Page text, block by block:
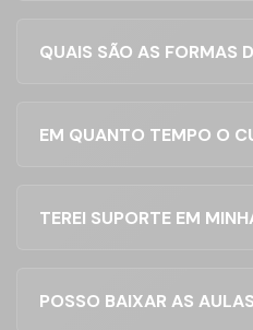
QUAIS SÃO AS FORMAS
EM QUANTO TEMPO O
TEREI SUPORTE EM
POSSO BAIXAR AS